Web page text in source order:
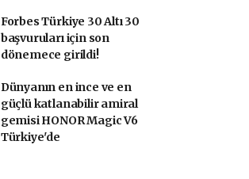
Forbes Türkiye 30 Altı 30
başvuruları için son
dönemece girildi!
Dünyanın en ince ve en
güçlü katlanabilir amiral
gemisi HONOR Magic V6
Türkiye'de